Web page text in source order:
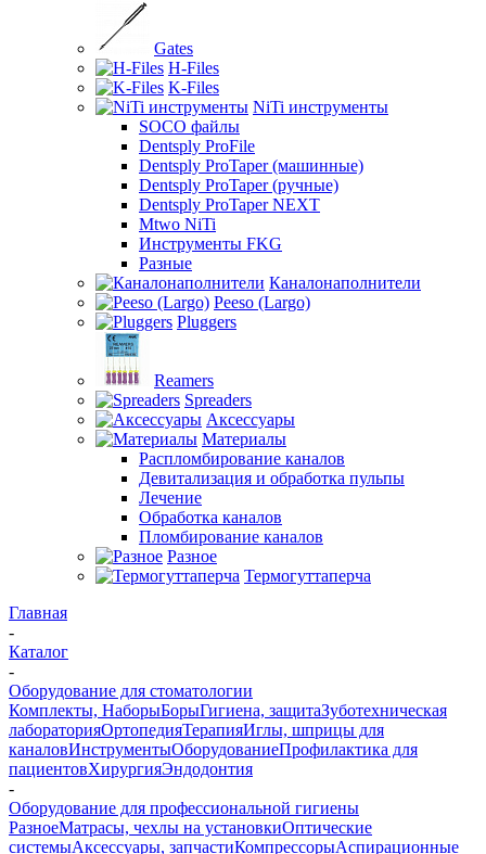
Gates
H-Files
K-Files
NiTi инструменты
SOCO файлы
Dentsply ProFile
Dentsply ProTaper (машинные)
Dentsply ProTaper (ручные)
Dentsply ProTaper NEXT
Mtwo NiTi
Инструменты FKG
Разные
Каналонаполнители
Peeso (Largo)
Pluggers
Reamers
Spreaders
Аксессуары
Материалы
Распломбирование каналов
Девитализация и обработка пульпы
Лечение
Обработка каналов
Пломбирование каналов
Разное
Термогуттаперча
Главная
-
Каталог
-
Оборудование для стоматологии
Комплекты, НаборыБорыГигиена, защитаЗуботехническая
лабораторияОртопедияТерапияИглы, шприцы для
каналовИнструментыОборудованиеПрофилактика для
пациентовХирургияЭндодонтия
-
Оборудование для профессиональной гигиены
РазноеМатрасы, чехлы на установкиОптические
системыАксессуары, запчастиКомпрессорыАспирационные